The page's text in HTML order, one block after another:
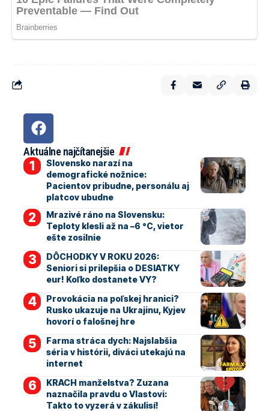
Aktuálne najčítanejšie
Slovensko narazí na
demografické nožnice:
Pacientov pribudne, personálu aj
platcov ubudne
Mrazivé ráno na Slovensku:
Teploty klesli až na –6 °C, vietor
ešte zosilnie
DÔCHODKY V ROKU 2026:
Seniori si prilepšia o DESIATKY
eur! Koľko dostanete VY?
Provokácia na poľskej hranici?
Rusko ukazuje na Ukrajinu, Kyjev
hovorí o falošnej hre
Farma stráca dych: Najslabšia
séria v histórii, diváci utekajú na
internet
KRACH manželstva? Zuzana
naznačila pravdu o Vlastovi:
Takto to vyzerá v zákulisí!